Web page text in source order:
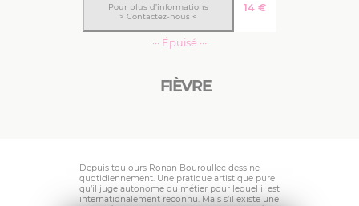
FIÈVRE
14€
Pour plus d’informations
> Contactez-nous <
··· Épuisé ···
Depuis toujours Ronan Bouroullec dessine
quotidiennement. Une pratique artistique pure
qu’il juge autonome du métier pour lequel il est
internationalement reconnu. Mais s’il existe une